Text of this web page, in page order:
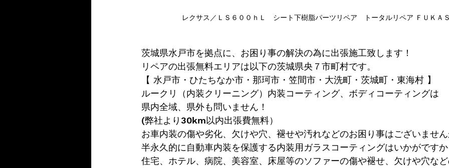
レクサス／ＬＳ６００ｈＬ　シート下樹脂パーツリペア　トータルリペア ＦＵＫＡ
茨城県水戸市を拠点に、お困り事の解決の為に出張施工致します！
リペアの出張無料エリアは以下の茨城県央７市町村です。
【 水戸市・ひたちなか市・那珂市・笠間市・大洗町・茨城町・東海村 】
ルークリ（内装クリーニング）内装コーティング、ボディコーティングは
県内全域、県外も問いません！
(弊社より30km以内出張費無料）
お車内装の傷や劣化、欠けや穴、褪せや汚れなどのお困り事はございませ
半永久的に自動車内装を保護する内装用ガラスコーティングはいかがです
住宅、ホテル、病院、美容室、床屋等のソファーの傷や褪せ、欠けや穴な